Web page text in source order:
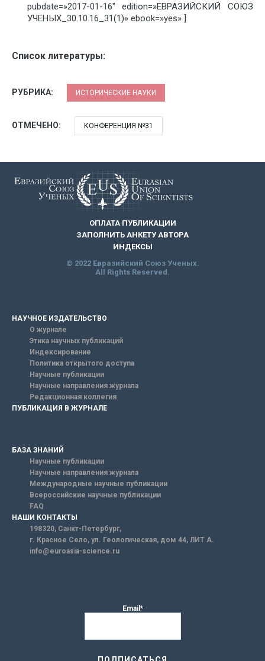
pubdate=»2017-01-16″ edition=»ЕВРАЗИЙСКИЙ СОЮЗ
УЧЕНЫХ_30.10.16_31(1)» ebook=»yes» ]
Список литературы:
РУБРИКА: ИСТОРИЧЕСКИЕ НАУКИ
ОТМЕЧЕНО: КОНФЕРЕНЦИЯ №31
ОПЛАТА ПУБЛИКАЦИИ
ЗАПОЛНИТЬ АНКЕТУ АВТОРА
ИНДЕКСЫ
© 2022 Евразийский Союз Ученых.
All Rights Reserved.
НАУЧНОЕ ИЗДАТЕЛЬСТВО
О журнале
Этика научных публикаций
Индексирование
Политика открытого доступа
Научные публикации
Научные направления журнала
Редакционная коллегия
ПУБЛИКАЦИЯ В ЖУРНАЛЕ
БАЗА ЗНАНИЙ
Научные публикации
Научные направления журнала
Международные научные публикации
Всероссийские научные публикации
FAQ
НАШИ КОНТАКТЫ
198320, Санкт-Петербург,
г. Красное Село, ул. Геологическая, дом 44, ЛИТ А.
info@euroasia-science.ru
Email*